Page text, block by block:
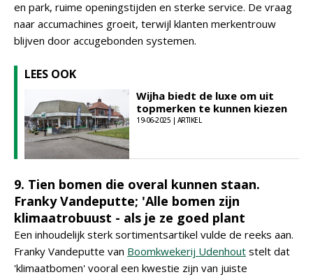
en park, ruime openingstijden en sterke service. De vraag
naar accumachines groeit, terwijl klanten merkentrouw
blijven door accugebonden systemen.
LEES OOK
Wijha biedt de luxe om uit
topmerken te kunnen kiezen
19-06-2025 | ARTIKEL
9. Tien bomen die overal kunnen staan.
Franky Vandeputte; 'Alle bomen zijn
klimaatrobuust - als je ze goed plant
Een inhoudelijk sterk sortimentsartikel vulde de reeks aan.
Franky Vandeputte van Boomkwekerij Udenhout stelt dat
'klimaatbomen' vooral een kwestie zijn van juiste